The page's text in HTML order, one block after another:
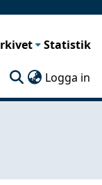
Statistik
Logga in